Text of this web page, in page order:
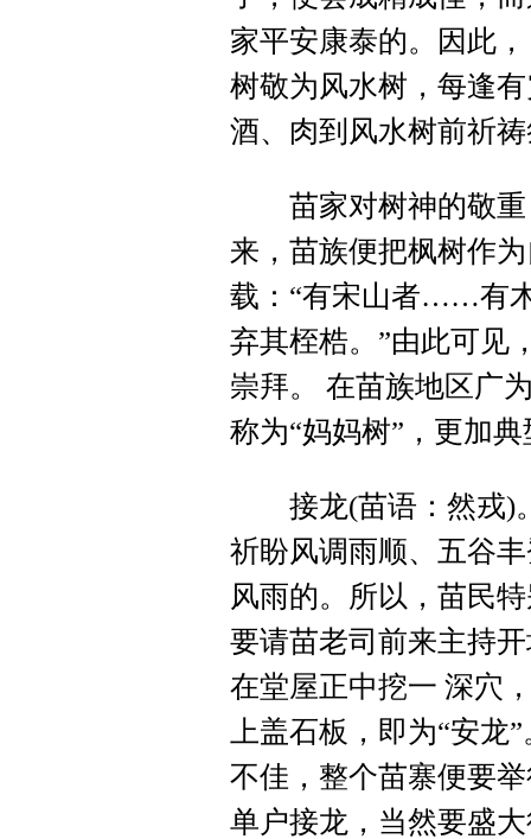
家平安康泰的。因此
树敬为风水树，每逢
酒、肉到风水树前祈
苗家对树神的敬重
来，苗族便把枫树作
载：“有宋山者……有
弃其桎梏。”由此可见
崇拜。 在苗族地区广
称为“妈妈树”，更加
接龙(苗语：然戎)。
祈盼风调雨顺、五谷
风雨的。所以，苗民
要请苗老司前来主持
在堂屋正中挖一 深穴
上盖石板，即为“安
不佳，整个苗寨便要
单户接龙，当然要盛